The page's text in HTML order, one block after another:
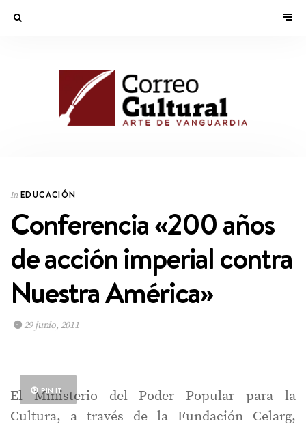
In EDUCACIÓN
Conferencia «200 años
de acción imperial contra
Nuestra América»
29 junio, 2011
PIN IT
El Ministerio del Poder Popular para la
Cultura, a través de la Fundación Celarg,